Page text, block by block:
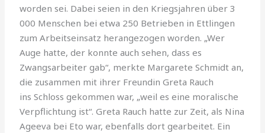
worden sei. Dabei seien in den Kriegsjahren über 3
000 Menschen bei etwa 250 Betrieben in Ettlingen
zum Arbeitseinsatz herangezogen worden. „Wer
Auge hatte, der konnte auch sehen, dass es
Zwangsarbeiter gab“, merkte Margarete Schmidt an,
die zusammen mit ihrer Freundin Greta Rauch
ins Schloss gekommen war, „weil es eine moralische
Verpflichtung ist“. Greta Rauch hatte zur Zeit, als Nina
Ageeva bei Eto war, ebenfalls dort gearbeitet. Ein